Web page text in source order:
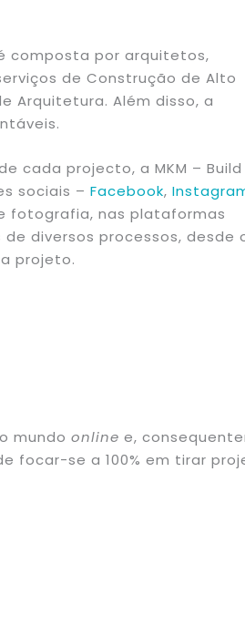
composta por arquitetos,
de Construção de Alto
Arquitetura. Além disso, a
cada projecto, a MKM – Build
sociais – Facebook,
fotografia, nas plataformas
diversos processos, desde
projeto.
mundo online e,
focar-se a 100% em tirar